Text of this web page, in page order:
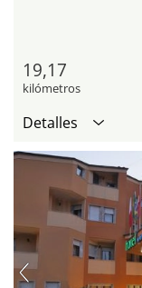
19,17
kilómetros
Detalles